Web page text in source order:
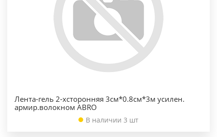
Лента-гель 2-хсторонняя 3см*0.8см*3м усилен.
армир.волокном ABRO
В наличии 3 шт